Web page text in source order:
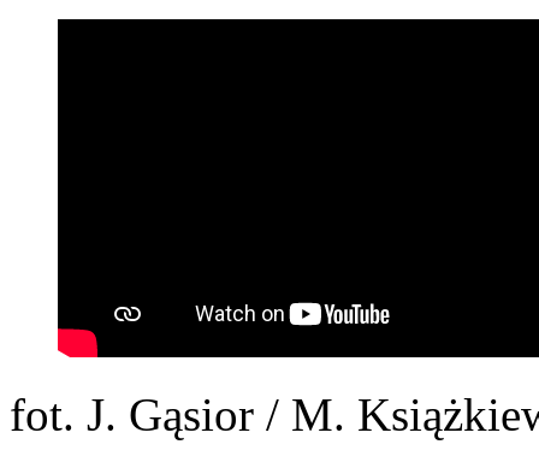
fot. J. Gąsior / M.